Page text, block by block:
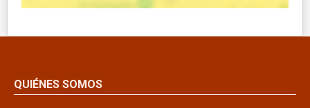
QUIÉNES SOMOS